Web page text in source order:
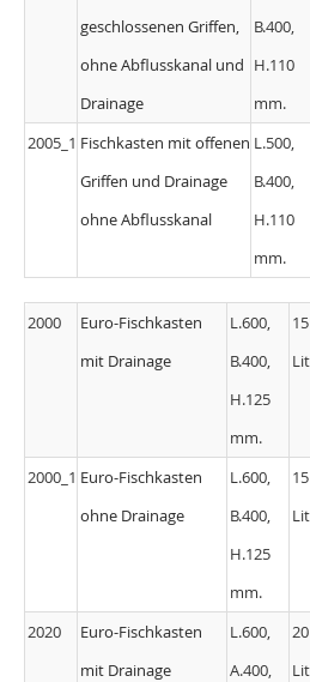
geschlossenen Griffen,
ohne Abflusskanal und
Drainage
B.400,
H.110
mm.
2005_1 Fischkasten mit offenen
Griffen und Drainage
ohne Abflusskanal
L.500,
B.400,
H.110
mm.
2000
Euro-Fischkasten
mit Drainage
L.600,
B.400,
H.125
mm.
15
2000_1 Euro-Fischkasten
ohne Drainage
L.600,
B.400,
H.125
mm.
15
2020
Euro-Fischkasten
mit Drainage
L.600,
A.400,
20